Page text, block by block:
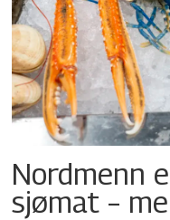
Nordmenn
sjømat –